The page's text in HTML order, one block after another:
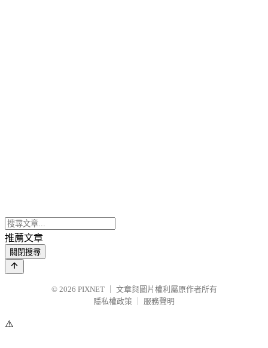
推薦文章
關閉搜尋
© 2026 PIXNET
文章與圖片權利屬原作者所有
隱私權政策
服務聲明
⚠️